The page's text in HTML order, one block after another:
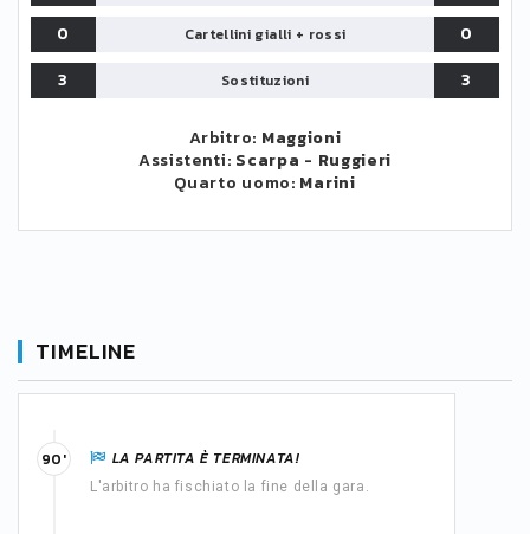
0
Cartellini gialli + rossi
0
3
Sostituzioni 3
Arbitro: Maggioni
Assistenti: Scarpa - Ruggieri
Quarto uomo: Marini
TIMELINE
LA PARTITA È TERMINATA!
L'arbitro ha fischiato la fine della gara.
90'